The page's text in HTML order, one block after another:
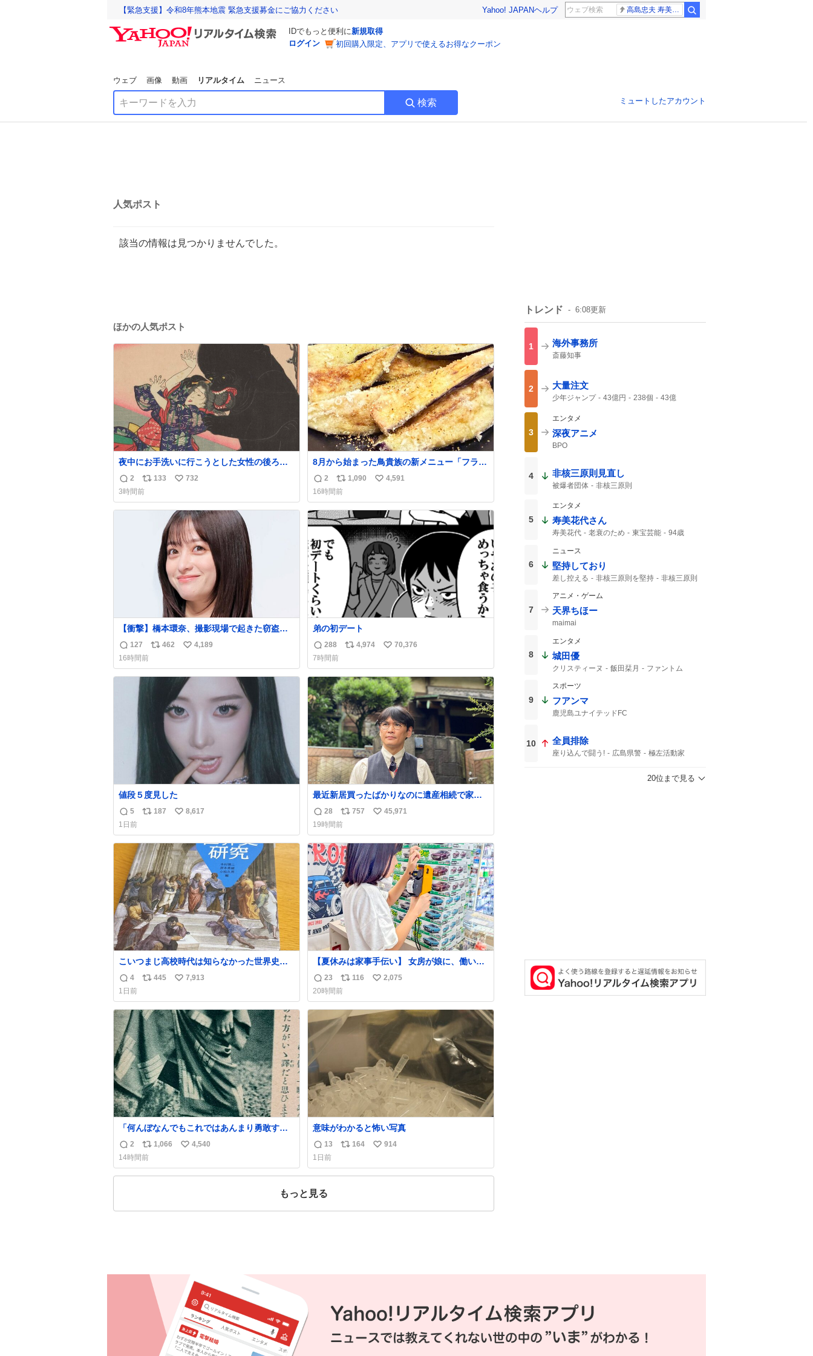
【緊急支援】令和8年熊本地震 緊急支援募金にご協力ください Yahoo! JAPANヘルプ 高島忠夫 寿美花代さん死去
IDでもっと便利に新規取得
ログイン
初回購入限定、アプリで使えるお得なクーポン
ウェブ 画像 動画 リアルタイム ニュース
検索 ミュートしたアカウント
人気ポスト
該当の情報は見つかりませんでした。
ほかの人気ポスト
夜中にお手洗いに行こうとした女性の後ろに
突如現れ、髪の毛にガブリと嚙みついたの
は、「髪切」という真っ黒なモンスター。顔
をアップでみるとちょっと怖い、正体不明の
キャラクターです。原宿の太田記念美術館で
開催中の「アニマル＆モンスター」展にて
8/23まで展示しています。
返
信
数
2
リ
ポ
ス
133
い
ね
数
732
3時間前
8月から始まった鳥貴族の新メニュー「フライ
返
信
数
2
リ
ポ
ス
ト
数
1,090
い
ね
数
4,591
16時間前
【衝撃】橋本環奈、撮影現場で起きた窃盗事
件を明かす「警察が来てました」
news.livedoor.com/article/detail… 橋本は
「撮影現場で照明さんのケーブルが盗まれ
て…。廃工場とかで撮影してたんですけど。
警察が来てました」と述懐。専門家も「銅の
価値が上がってるんですよね…」と反応し
返
信
数
127
リ
ス
462
い
ね
数
4,189
16時間前
弟の初デート
返
信
数
288
リ
ス
ト
数
4,974
い
ね
数
70,376
7時間前
値段５度見した
返
信
数
5
リ
ス
ト
数
187
い
ね
数
8,617
1日前
最近新居買ったばかりなのに遺産相続で家も
らっちゃった長男
返
信
数
28
リ
ポ
ス
ト
数
757
い
ね
数
45,971
19時間前
こいつまじ高校時代は知らなかった世界史が
溢れすぎてて𝑩𝑰𝑮 𝑳𝑶𝑽𝑬＿＿
返
信
数
4
リ
ス
ト
数
445
い
ね
数
7,913
1日前
【夏休みは家事手伝い】 女房が娘に、働いた
らバイト代もらえば？と言ったら、娘は、い
らない、と言って黙々と働いてくれました。
あとでソフトクリーム買ってやろうと思いま
した。
返
信
数
23
リ
ポ
ス
ト
数
116
い
ね
数
2,075
20時間前
「何んぼなんでもこれではあんまり勇敢すぎ
ます。」 女性の立ち振る舞い指南コーナー
で、大股を「下品」や「はしたない」という
言葉を使わず「勇敢すぎます」と洒落っ気た
っぷりにたしなめる当時の言葉選びよ 勇敢す
返
信
数
2
リ
ポ
ス
1,066
い
ね
4,540
14時間前
意味がわかると怖い写真
返
信
数
13
リ
ス
164
い
ね
914
1日前
もっと見る
トレンド 6:08更新
1 海外事務所
斎藤知事
2 大量注文
少年ジャンプ 43億円 238個
43億
3
エンタメ
深夜アニメ
BPO
4 非核三原則見直し
被爆者団体 非核三原則
5
エンタメ
寿美花代さん
寿美花代 老衰のため 東宝芸能
94歳
最期の最期まで...
6
ニュース
堅持しており
差し控える 非核三原則を堅持
非核三原則
被爆国として
7
アニメ・ゲーム
天界ちほー
maimai
8
エンタメ
城田優
クリスティーヌ 飯田栞月
ファントム
2027年10月
9
スポーツ
フアンマ
鹿児島ユナイテッドFC
10 全員排除
座り込んで闘う! 広島県警
極左活動家
20位まで見る